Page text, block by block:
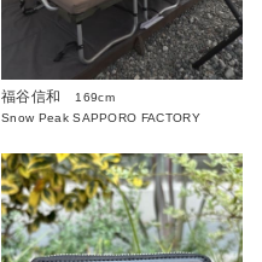
福谷信和
169cm
Snow Peak SAPPORO FACTORY